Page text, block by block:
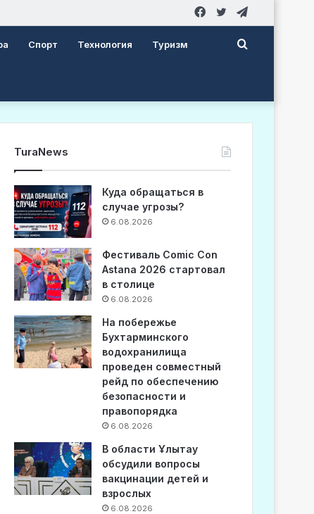
Twitter
Facebook
Спорт Технология Туризм Search
TuraNews
Куда обращаться в
случае угрозы?
6.08.2026
Фестиваль Comic Con
Astana 2026 стартовал
в столице
6.08.2026
На побережье
Бухтарминского
водохранилища
проведен совместный
рейд по обеспечению
безопасности и
правопорядка
6.08.2026
В области Ұлытау
обсудили вопросы
вакцинации детей и
взрослых
6.08.2026